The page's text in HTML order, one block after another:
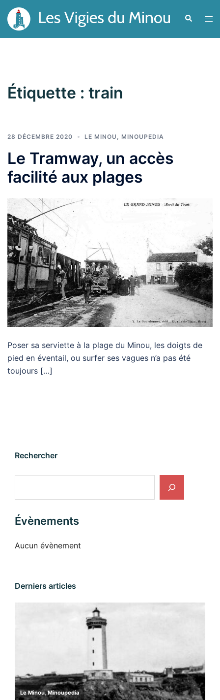
Aller
au
contenu
Étiquette : train
28 DÉCEMBRE 2020 LE MINOU MINOUPEDIA
Le Tramway, un accès
facilité aux plages
Poser sa serviette à la plage du Minou, les doigts de
pied en éventail, ou surfer ses vagues n’a pas été
toujours […]
Rechercher
Évènements
Aucun évènement
Derniers articles